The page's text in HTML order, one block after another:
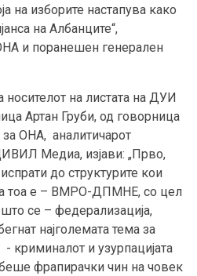
на изборите настапува како
на Албанците“,
и поранешен генерален
на листата на ДУИ
Артан Груби, од говорница
ОНА, аналитичарот
Медиа, изјави: „Прво,
до структурите кои
а тоа е – ВМРО-ДПМНЕ, со цел
се – федерализација,
најголемата тема за
криминалот и узурпацијата
фрапирачки чин на човек